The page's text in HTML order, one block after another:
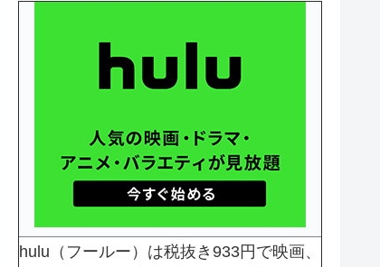
hulu（フールー）は税抜き933円で映画、